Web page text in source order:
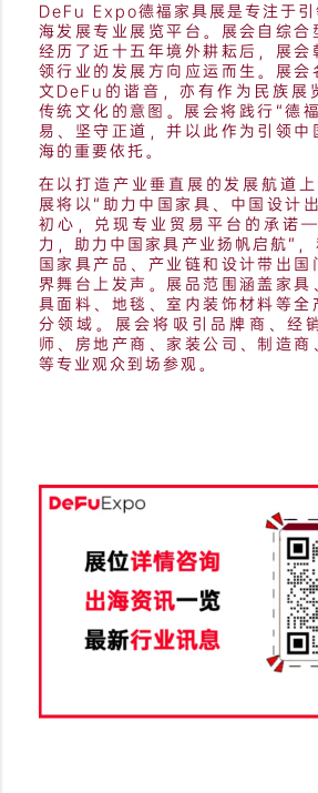
DeFu Expo德福家具展是专注于引
海发展专业展览平台。展会自综合
经历了近十五年境外耕耘后，展会
领行业的发展方向应运而生。展会
文DeFu的谐音，亦有作为民族展
传统文化的意图。展会将践行“德
易、坚守正道，并以此作为引领中
海的重要依托。
在以打造产业垂直展的发展航道
展将以“助力中国家具、中国设计
初心，兑现专业贸易平台的承诺
力，助力中国家具产业扬帆启航”
国家具产品、产业链和设计带出国
界舞台上发声。展品范围涵盖家具
具面料、地毯、室内装饰材料等全
分领域。展会将吸引品牌商、经
师、房地产商、家装公司、制造商
等专业观众到场参观。